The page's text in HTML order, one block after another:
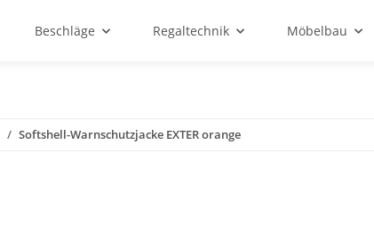
Beschläge Regaltechnik Möbelbau
Softshell-Warnschutzjacke EXTER orange